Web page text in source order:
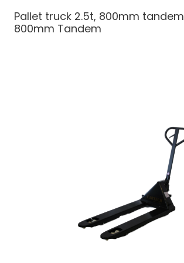
Pallet truck 2.5t, 800mm tandem
800mm Tandem